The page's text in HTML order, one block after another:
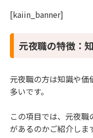
[kaiin_banner]
元夜職の特徴：
元夜職の方は知識や価
多いです。
この項目では、元夜
があるのかご紹介しま